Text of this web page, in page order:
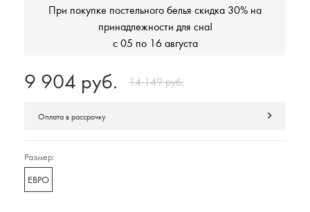
При покупке постельного белья скидка 30% на
принадлежности для сна!
с 05 по 16 августа
9 904 руб. 14 149 руб.
Оплата в рассрочку
Размер:
ЕВРО